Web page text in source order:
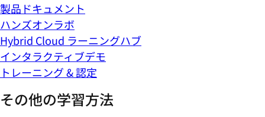
製品ドキュメント
ハンズオンラボ
Hybrid Cloud ラーニングハブ
インタラクティブデモ
トレーニング & 認定
その他の学習方法